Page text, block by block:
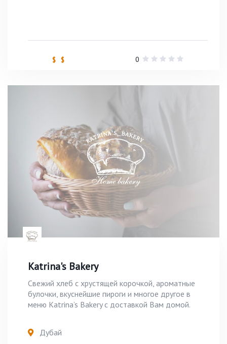
$ $ 0
Katrina's Bakery
Свежий хлеб с хрустящей корочкой, ароматные
булочки, вкуснейшие пироги и многое другое в
меню Katrina’s Bakery с доставкой Вам домой.
Дубай